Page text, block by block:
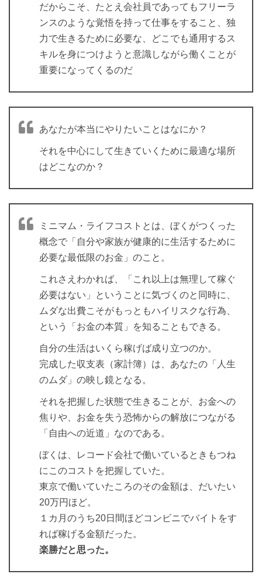
だからこそ、たとえ会社員であってもフリーラ
ンスのような覚悟を持って仕事をすること、独
力で生きるために必要な、どこでも通用するス
キルを身につけようと意識しながら働くことが
重要になってくるのだ
あなたが本当にやりたいことはなにか？
それを中心にして生きていくために最適な場所
はどこなのか？
ミニマム・ライフコストとは、ぼくがつくった
概念で「自分や家族が健康的に生活するために
必要な最低限のお金」のこと。
これさえわかれば、「これ以上は無理して稼ぐ
必要はない」ということに気づくのと同時に、
ムダな出費こそがもっともハイリスクな行為、
という「お金の本質」を知ることもできる。
自分の生活はいくら稼げば成り立つのか。
完成した収支表（家計簿）は、あなたの「人生
のムダ」の映し鏡となる。
それを把握した状態で生きることが、お金への
焦りや、お金を失う恐怖からの解放につながる
「自由への近道」なのである。
ぼくは、レコード会社で働いているときもつね
にこのコストを把握していた。
東京で働いていたころのその金額は、だいたい
20万円ほど。
１カ月のうち20日間ほどコンビニでバイトをす
れば稼げる金額だった。
楽勝だと思った。